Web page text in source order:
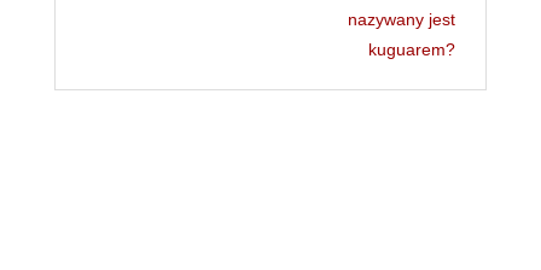
nazywany jest
kuguarem?